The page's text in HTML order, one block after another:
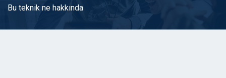
Bu teknik ne hakkında